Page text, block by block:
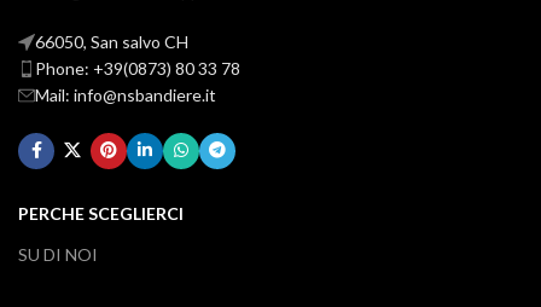
66050, San salvo CH
Phone: +39(0873) 80 33 78
Mail: info@nsbandiere.it
PERCHE SCEGLIERCI
SU DI NOI